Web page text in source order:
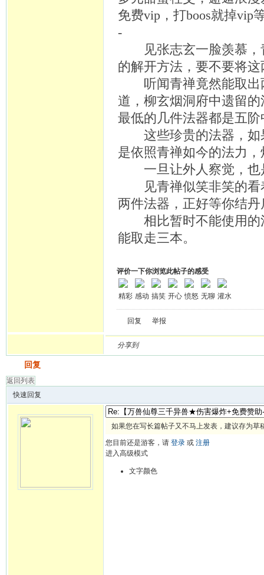
免费vip，打boos就掉vip
-
见张志玄一脸羡慕，
的解开方法，要不要将
听闻青禅竟然能取出
道，柳玄烟洞府中遗留
最低的几件法器都是五阶
这些珍贵的法器，如
是依照青禅如今的法力
一旦让外人察觉，也
见青禅似笑非笑的看
两件法器，正好等你结丹
相比暂时不能使用的
能取走三本。
评价一下你浏览此帖子的感受
精彩 感动 搞笑 开心 愤怒 无聊 灌水
回复 举报
分享到
回复
返回列表
快速回复
如果您在写长篇帖子又不马上发表，建议存为草
您目前还是游客，请 登录 或 注册
进入高级模式
文字颜色